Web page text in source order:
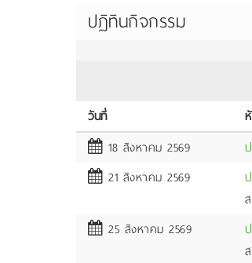
ปฏิทินกิจกรรม
วันที่
18 สิงหาคม 2569
21 สิงหาคม 2569
25 สิงหาคม 2569